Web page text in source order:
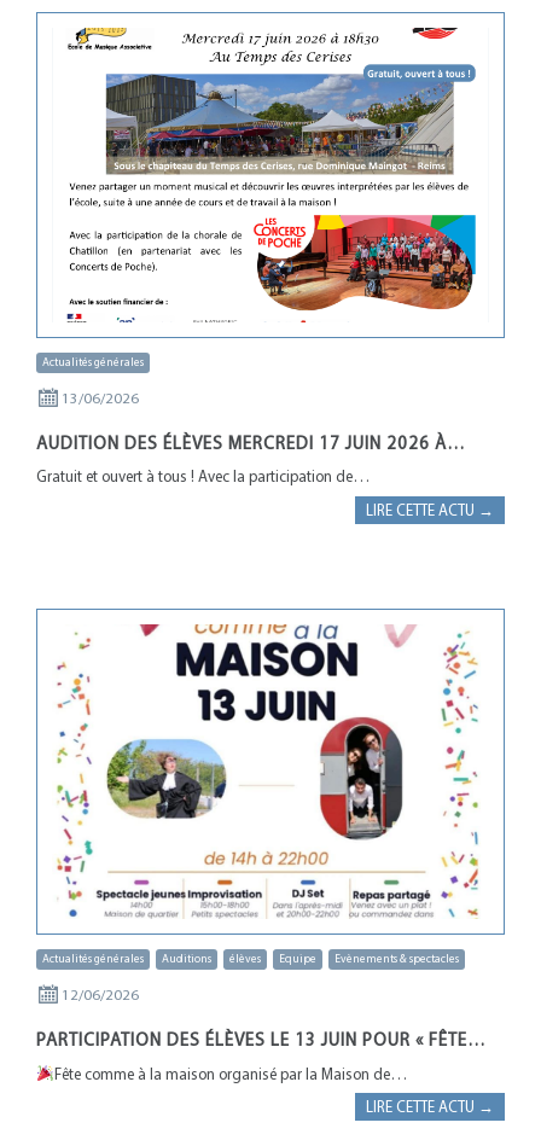
Actualités générales
13/06/2026
AUDITION DES ÉLÈVES MERCREDI 17 JUIN 2026 À…
Gratuit et ouvert à tous ! Avec la participation de…
LIRE CETTE ACTU →
Actualités générales Auditions élèves Equipe Evènements & spectacles
12/06/2026
PARTICIPATION DES ÉLÈVES LE 13 JUIN POUR « FÊTE…
Fête comme à la maison organisé par la Maison de…
LIRE CETTE ACTU →